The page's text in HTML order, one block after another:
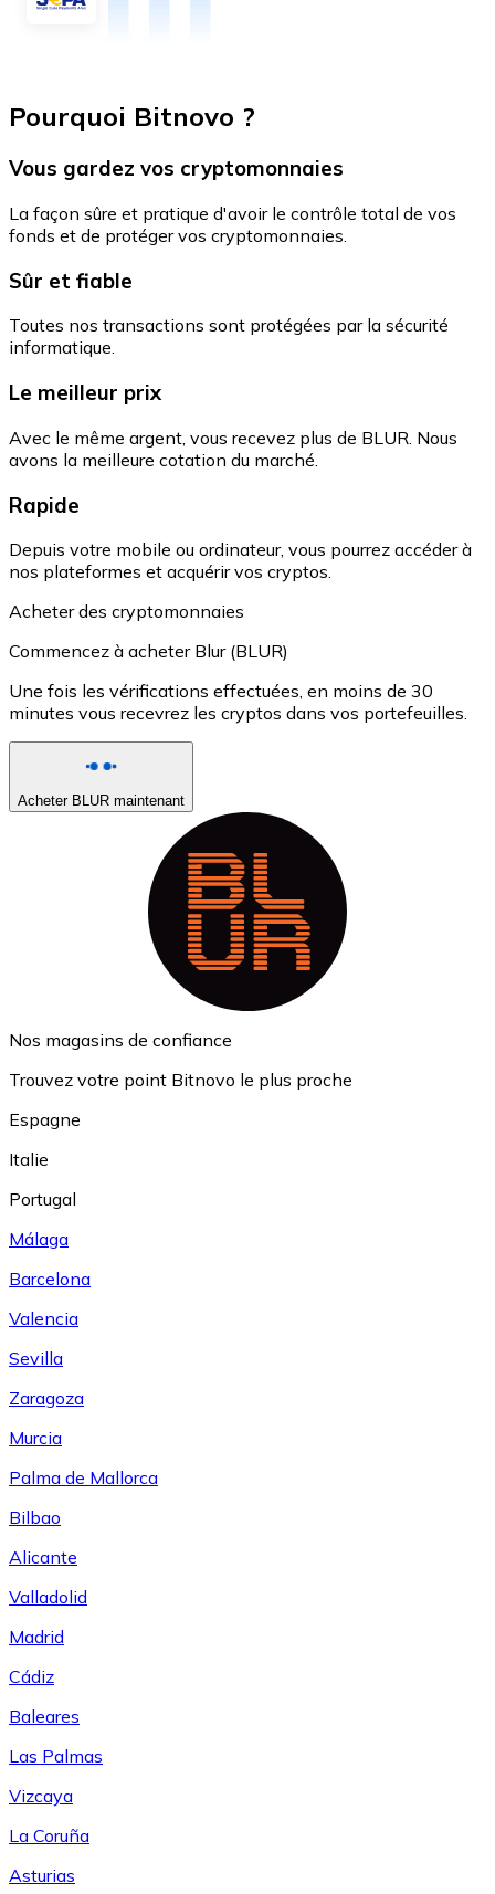
Pourquoi Bitnovo ?
Vous gardez vos cryptomonnaies
La façon sûre et pratique d'avoir le contrôle total de vos
fonds et de protéger vos cryptomonnaies.
Sûr et fiable
Toutes nos transactions sont protégées par la sécurité
informatique.
Le meilleur prix
Avec le même argent, vous recevez plus de BLUR. Nous
avons la meilleure cotation du marché.
Rapide
Depuis votre mobile ou ordinateur, vous pourrez accéder à
nos plateformes et acquérir vos cryptos.
Acheter des cryptomonnaies
Commencez à acheter Blur (BLUR)
Une fois les vérifications effectuées, en moins de 30
minutes vous recevrez les cryptos dans vos portefeuilles.
Acheter BLUR maintenant
Nos magasins de confiance
Trouvez votre point Bitnovo le plus proche
Espagne
Italie
Portugal
Málaga
Barcelona
Valencia
Sevilla
Zaragoza
Murcia
Palma de Mallorca
Bilbao
Alicante
Valladolid
Madrid
Cádiz
Baleares
Las Palmas
Vizcaya
La Coruña
Asturias